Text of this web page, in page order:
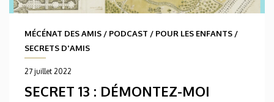
MÉCÉNAT DES AMIS / PODCAST / POUR LES ENFANTS /
SECRETS D'AMIS
27 juillet 2022
SECRET 13 : DÉMONTEZ-MOI